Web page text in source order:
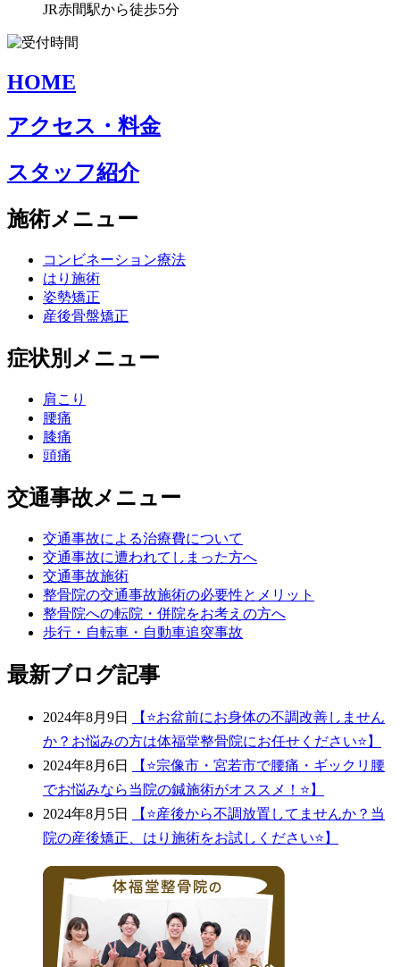
JR赤間駅から徒歩5分
HOME
アクセス・料金
スタッフ紹介
施術メニュー
コンビネーション療法
はり施術
姿勢矯正
産後骨盤矯正
症状別メニュー
肩こり
腰痛
膝痛
頭痛
交通事故メニュー
交通事故による治療費について
交通事故に遭われてしまった方へ
交通事故施術
整骨院の交通事故施術の必要性とメリット
整骨院への転院・併院をお考えの方へ
歩行・自転車・自動車追突事故
最新ブログ記事
2024年8月9日
【⭐️お盆前にお身体の不調改善しません
か？お悩みの方は体福堂整骨院にお任せください⭐️】
2024年8月6日
【⭐宗像市・宮若市で腰痛・ギックリ腰
でお悩みなら当院の鍼施術がオススメ！⭐】
2024年8月5日
【⭐️産後から不調放置してませんか？当
院の産後矯正、はり施術をお試しください⭐️】